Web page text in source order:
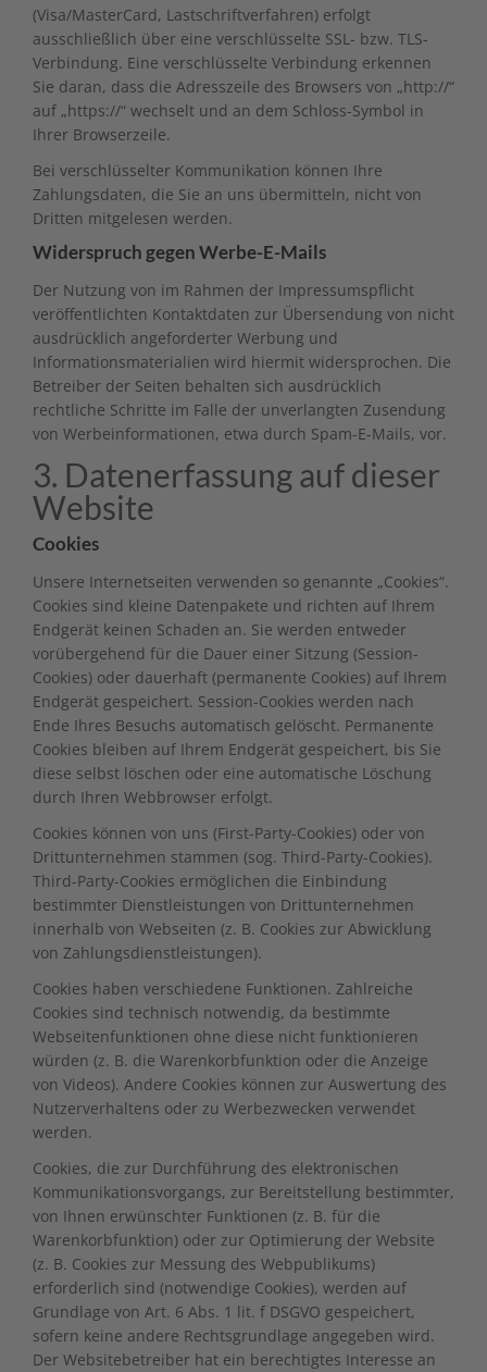
(Visa/MasterCard, Lastschriftverfahren) erfolgt
ausschließlich über eine verschlüsselte SSL- bzw. TLS-
Verbindung. Eine verschlüsselte Verbindung erkennen
Sie daran, dass die Adresszeile des Browsers von „http://“
auf „https://“ wechselt und an dem Schloss-Symbol in
Ihrer Browserzeile.
Bei verschlüsselter Kommunikation können Ihre
Zahlungsdaten, die Sie an uns übermitteln, nicht von
Dritten mitgelesen werden.
Widerspruch gegen Werbe-E-Mails
Der Nutzung von im Rahmen der Impressumspflicht
veröffentlichten Kontaktdaten zur Übersendung von nicht
ausdrücklich angeforderter Werbung und
Informationsmaterialien wird hiermit widersprochen. Die
Betreiber der Seiten behalten sich ausdrücklich
rechtliche Schritte im Falle der unverlangten Zusendung
von Werbeinformationen, etwa durch Spam-E-Mails, vor.
3. Datenerfassung auf dieser
Website
Cookies
Unsere Internetseiten verwenden so genannte „Cookies“.
Cookies sind kleine Datenpakete und richten auf Ihrem
Endgerät keinen Schaden an. Sie werden entweder
vorübergehend für die Dauer einer Sitzung (Session-
Cookies) oder dauerhaft (permanente Cookies) auf Ihrem
Endgerät gespeichert. Session-Cookies werden nach
Ende Ihres Besuchs automatisch gelöscht. Permanente
Cookies bleiben auf Ihrem Endgerät gespeichert, bis Sie
diese selbst löschen oder eine automatische Löschung
durch Ihren Webbrowser erfolgt.
Cookies können von uns (First-Party-Cookies) oder von
Drittunternehmen stammen (sog. Third-Party-Cookies).
Third-Party-Cookies ermöglichen die Einbindung
bestimmter Dienstleistungen von Drittunternehmen
innerhalb von Webseiten (z. B. Cookies zur Abwicklung
von Zahlungsdienstleistungen).
Cookies haben verschiedene Funktionen. Zahlreiche
Cookies sind technisch notwendig, da bestimmte
Webseitenfunktionen ohne diese nicht funktionieren
würden (z. B. die Warenkorbfunktion oder die Anzeige
von Videos). Andere Cookies können zur Auswertung des
Nutzerverhaltens oder zu Werbezwecken verwendet
werden.
Cookies, die zur Durchführung des elektronischen
Kommunikationsvorgangs, zur Bereitstellung bestimmter,
von Ihnen erwünschter Funktionen (z. B. für die
Warenkorbfunktion) oder zur Optimierung der Website
(z. B. Cookies zur Messung des Webpublikums)
erforderlich sind (notwendige Cookies), werden auf
Grundlage von Art. 6 Abs. 1 lit. f DSGVO gespeichert,
sofern keine andere Rechtsgrundlage angegeben wird.
Der Websitebetreiber hat ein berechtigtes Interesse an